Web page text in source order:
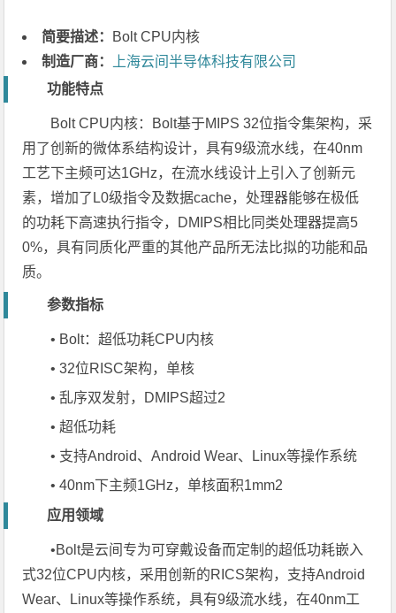
简要描述： Bolt CPU内核
制造厂商：
上海云间半导体科技有限公司
功能特点
Bolt CPU内核：Bolt基于MIPS 32位指令集架构，采
用了创新的微体系结构设计，具有9级流水线，在40nm
工艺下主频可达1GHz，在流水线设计上引入了创新元
素，增加了L0级指令及数据cache，处理器能够在极低
的功耗下高速执行指令，DMIPS相比同类处理器提高5
0%，具有同质化严重的其他产品所无法比拟的功能和品
质。
参数指标
• Bolt：超低功耗CPU内核
• 32位RISC架构，单核
• 乱序双发射，DMIPS超过2
• 超低功耗
• 支持Android、Android Wear、Linux等操作系统
• 40nm下主频1GHz，单核面积1mm2
应用领域
•Bolt是云间专为可穿戴设备而定制的超低功耗嵌入
式32位CPU内核，采用创新的RICS架构，支持Android
Wear、Linux等操作系统，具有9级流水线，在40nm工